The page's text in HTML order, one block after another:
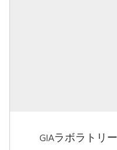
GIAラボラトリ